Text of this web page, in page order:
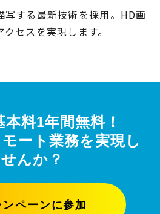
写する最新技術を採用。HD画
セスを実現します。
料1年間無料！
ート業務を実現し
んか？
ンペーンに参加